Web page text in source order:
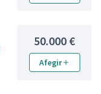
50.000 €
Afegir